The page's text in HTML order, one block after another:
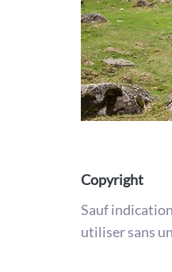
Copyright
Sauf
utiliser sans